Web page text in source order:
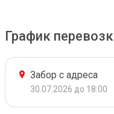
График
Забор с адреса
30.07.2026 до 18:00